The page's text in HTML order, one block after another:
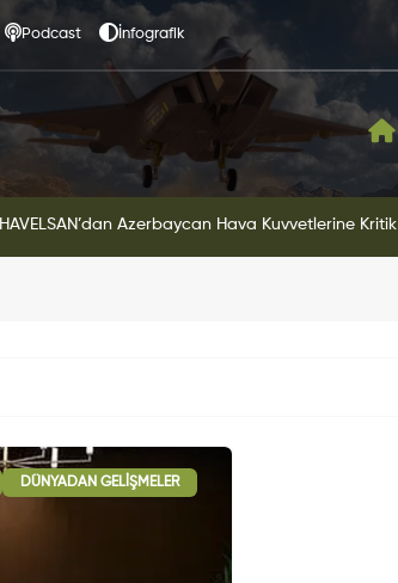
Podcast İnfografik
Altınay Savunma Grubu Yeni Yönetim Yapısına Geçti
DÜNYADAN GELIŞMELER